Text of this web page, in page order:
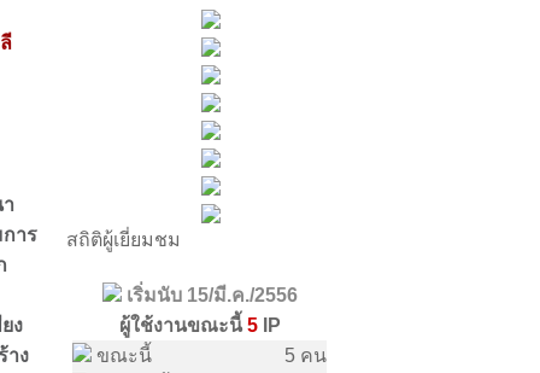
าร
ง
าง
สถิติผู้เยี่ยมชม
เริ่มนับ 15/มี.ค./2556
ผู้ใช้งานขณะนี้5IP
ขณะนี้
5 คน